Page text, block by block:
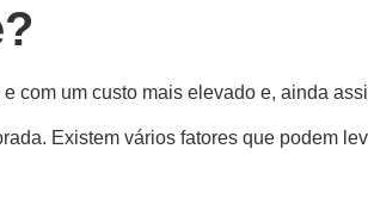
com um custo mais elevado e, ainda
Existem vários fatores que podem